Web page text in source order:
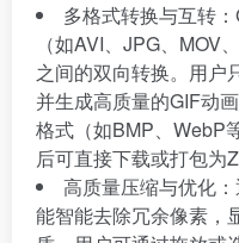
多格式转换与互转
（如AVI、JPG、MOV
之间的双向转换。用户
并生成高质量的GIF动
格式（如BMP、WebP
后可直接下载或打包为
高质量压缩与优化
能智能去除冗余像素，